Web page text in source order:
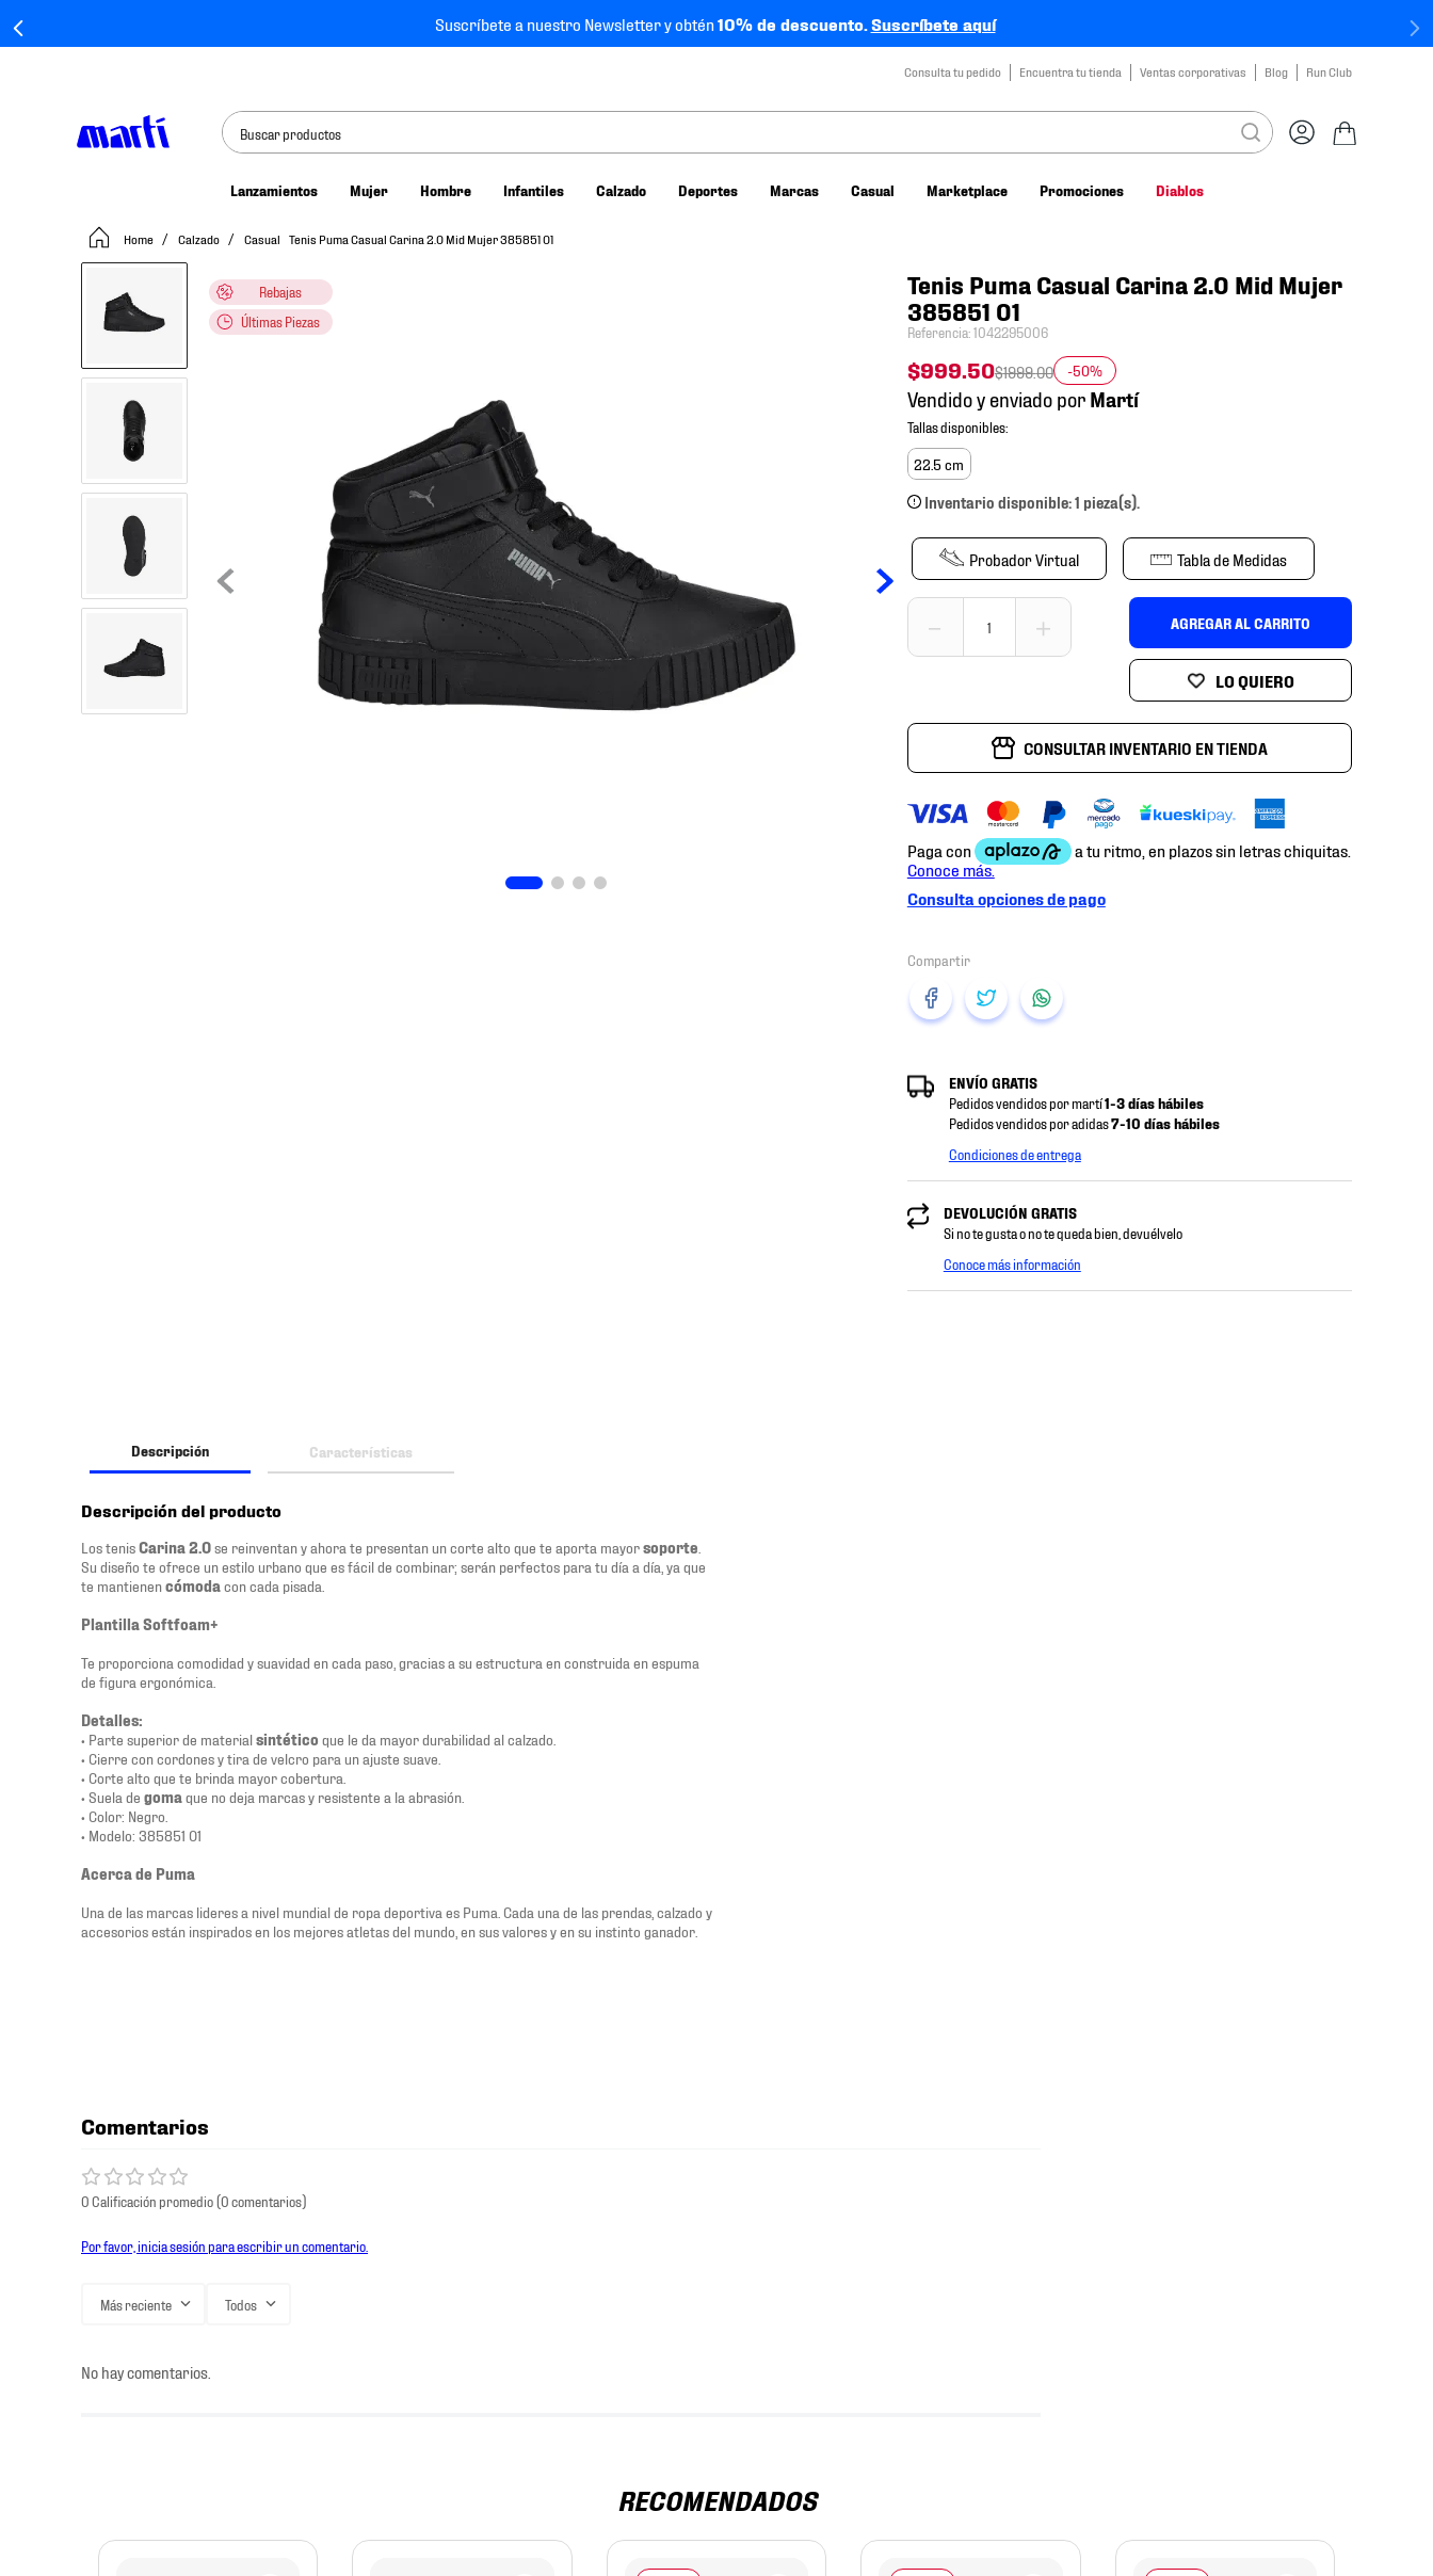
Suscríbete a nuestro Newsletter y obtén10% de descuento.Suscríbete aquí
Consulta tu pedido Encuentra tu tienda Ventas corporativas Blog Run Club
Buscar productos
Lanzamientos Mujer Hombre Infantiles Calzado Deportes Marcas Casual Marketplace Promociones Diablos
Calzado Casual Tenis Puma Casual Carina 2.0 Mid Mujer 385851 01
Rebajas
Últimas Piezas
Tenis Puma Casual Carina 2.0 Mid Mujer
385851 01
Referencia:1042295006
$999.50$1999.00 -50%
Vendido y enviado por
22.5 cm
Inventario disponible: 1 pieza(s).
Probador Virtual Tabla de Medidas
＋
－ AGREGAR AL CARRITO
CONSULTAR INVENTARIO EN TIENDA
Consulta opciones de pago
ENVÍO GRATIS
Pedidos vendidos por martí1-3 días hábiles
Pedidos vendidos por adidas7-10 días hábiles
Condiciones de entrega
DEVOLUCIÓN GRATIS
Si no te gusta o no te queda bien, devuélvelo
Conoce más información
Descripción Características
Descripción del producto
Los tenisCarina 2.0se reinventan y ahora te presentan un corte alto que te aporta mayorsoporte
Su diseño te ofrece un estilo urbano que es fácil de combinar; serán perfectos para tu día a día, ya que
te mantienencómoda con cada pisada.
Plantilla Softfoam+
Te proporciona comodidad y suavidad en cada paso, gracias a su estructura en construida en espuma
de figura ergonómica.
Detalles:
• Parte superior de materialsintético que le da mayor durabilidad al calzado.
• Cierre con cordones y tira de velcro para un ajuste suave.
• Corte alto que te brinda mayor cobertura.
• Suela de goma que no deja marcas y resistente a la abrasión.
• Color: Negro.
• Modelo: 385851 01
Acerca de Puma
Una de las marcas lideres a nivel mundial de ropa deportiva es Puma. Cada una de las prendas, calzado y
accesorios están inspirados en los mejores atletas del mundo, en sus valores y en su instinto ganador.
Comentarios
0 Calificación promedio(0 comentarios)
Por favor, inicia sesión para escribir un comentario.
Más reciente Todos
No hay comentarios.
RECOMENDADOS
tenis mujer